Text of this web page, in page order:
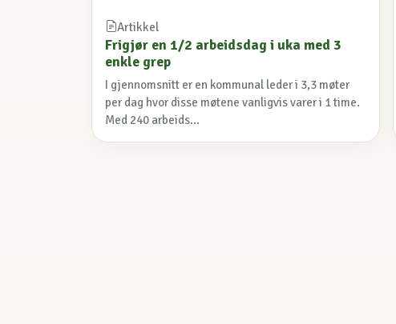
Artikkel
Frigjør en 1/2 arbeidsdag i uka med 3
enkle grep
I gjennomsnitt er en kommunal leder i 3,3 møter
per dag hvor disse møtene vanligvis varer i 1 time.
Med 240 arbeids...